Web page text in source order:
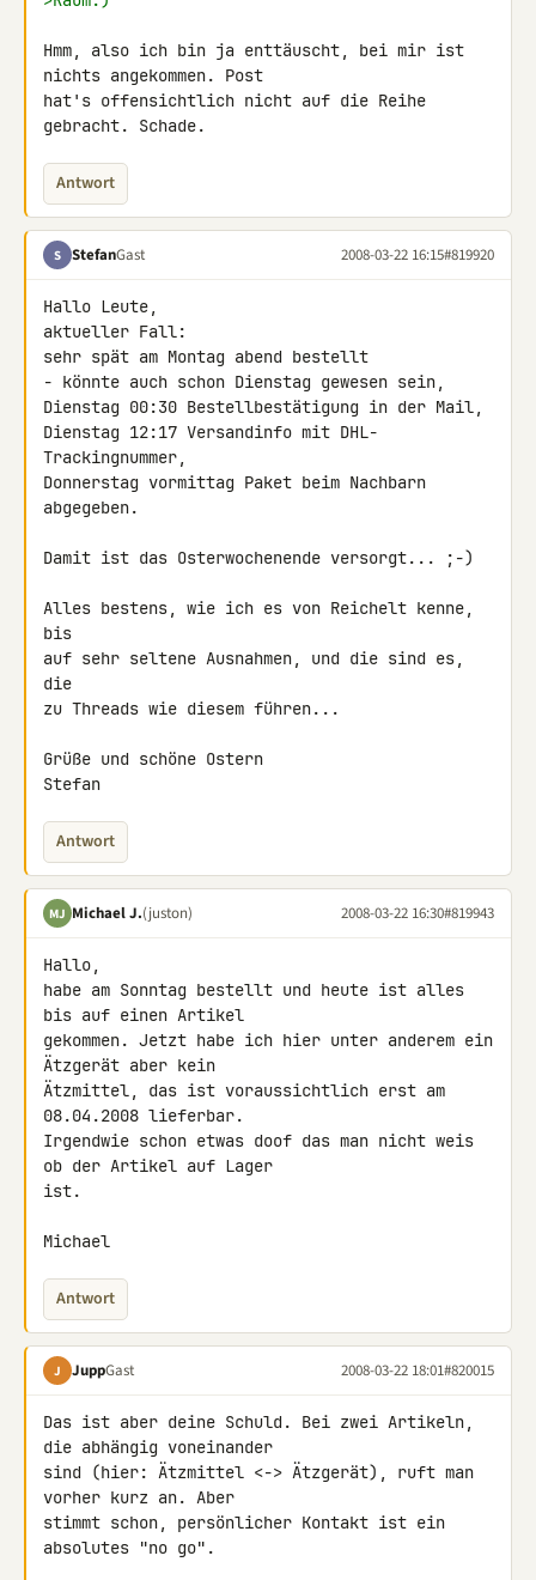
Hmm, also ich bin ja enttäuscht, bei mir ist
nichts angekommen. Post
hat's offensichtlich nicht auf die Reihe
gebracht. Schade.
Antwort
S StefanGast 2008-03-22 16:15#819920
Hallo Leute,
aktueller Fall:
sehr spät am Montag abend bestellt
- könnte auch schon Dienstag gewesen sein,
Dienstag 00:30 Bestellbestätigung in der Mail,
Dienstag 12:17 Versandinfo mit DHL-
Trackingnummer,
Donnerstag vormittag Paket beim Nachbarn
abgegeben.
Damit ist das Osterwochenende versorgt... ;-)
Alles bestens, wie ich es von Reichelt kenne,
bis
auf sehr seltene Ausnahmen, und die sind es,
die
zu Threads wie diesem führen...
Grüße und schöne Ostern
Stefan
Antwort
MJ Michael J.(juston) 2008-03-22 16:30#819943
Hallo,
habe am Sonntag bestellt und heute ist alles
bis auf einen Artikel
gekommen. Jetzt habe ich hier unter anderem ein
Ätzgerät aber kein
Ätzmittel, das ist voraussichtlich erst am
08.04.2008 lieferbar.
Irgendwie schon etwas doof das man nicht weis
ob der Artikel auf Lager
ist.
Michael
Antwort
J JuppGast 2008-03-22 18:01#820015
Das ist aber deine Schuld. Bei zwei Artikeln,
die abhängig voneinander
sind (hier: Ätzmittel <-> Ätzgerät), ruft man
vorher kurz an. Aber
stimmt schon, persönlicher Kontakt ist ein
absolutes "no go".